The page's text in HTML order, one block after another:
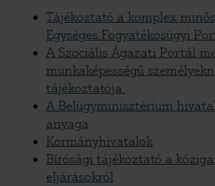
Tájékoztató a komplex
Egységes Fogyatékosügyi
A Szociális Ágazati Portál
munkaképességű
tájékoztatója
A Belügyminisztérium
anyaga
Kormányhivatalok
Bírósági tájékoztató a
eljárásokról